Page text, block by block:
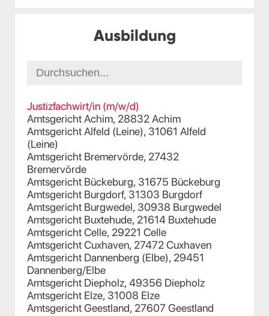
Ausbildung
Justizfachwirt/in (m/w/d)
Amtsgericht Achim, 28832 Achim
Amtsgericht Alfeld (Leine), 31061 Alfeld
(Leine)
Amtsgericht Bremervörde, 27432
Bremervörde
Amtsgericht Bückeburg, 31675 Bückeburg
Amtsgericht Burgdorf, 31303 Burgdorf
Amtsgericht Burgwedel, 30938 Burgwedel
Amtsgericht Buxtehude, 21614 Buxtehude
Amtsgericht Celle, 29221 Celle
Amtsgericht Cuxhaven, 27472 Cuxhaven
Amtsgericht Dannenberg (Elbe), 29451
Dannenberg/Elbe
Amtsgericht Diepholz, 49356 Diepholz
Amtsgericht Elze, 31008 Elze
Amtsgericht Geestland, 27607 Geestland